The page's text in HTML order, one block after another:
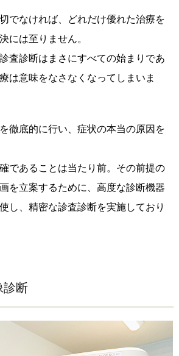
でなければ、どれだけ優れた治療を
には至りません。
査診断はまさにすべての始まりであ
は意味をなさなくなってしまいま
徹底的に行い、症状の本当の原因を
であることは当たり前。その前提の
を立案するために、高度な診断機器
し、精密な診査診断を実施しており
診断